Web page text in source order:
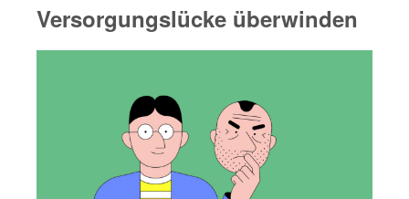
Versorgungslücke überwinden